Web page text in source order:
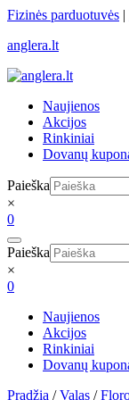
Skip
content
Fizinės parduotuvės |
anglera.lt
Naujienos
Akcijos
Rinkiniai
Dovanų
Paieška
×
0
Paieška
×
0
Naujienos
Akcijos
Rinkiniai
Dovanų
Pradžia /Valas /